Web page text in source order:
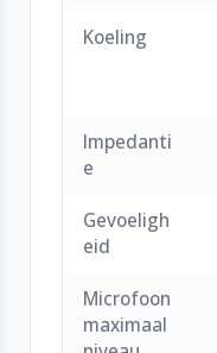
Koeling
Impedanti
e
Gevoeligh
eid
Microfoon
maximaal